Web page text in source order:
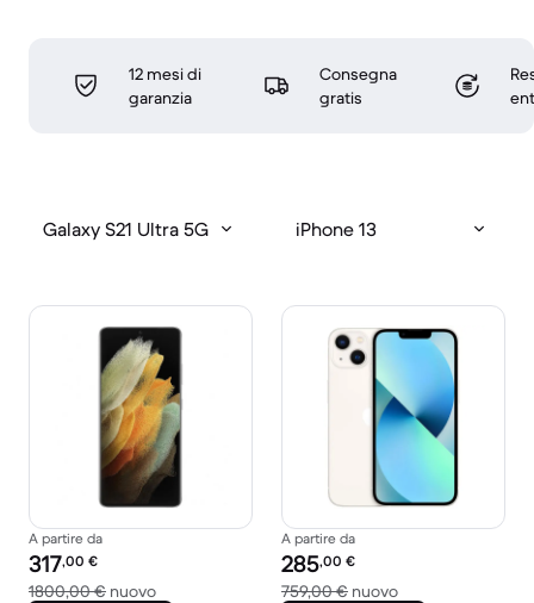
12 mesi di
garanzia
Consegna
gratis
Galaxy S21 Ultra 5G iPhone 13
A partire da
Prezzo del ricondizionato:
317,00 €
1800,00 € nuovoRispetto a 1800,00 € del nuovo
A partire da
Prezzo del ricondizionato:
285,00 €
759,00 € nuovoRispetto a 759,00